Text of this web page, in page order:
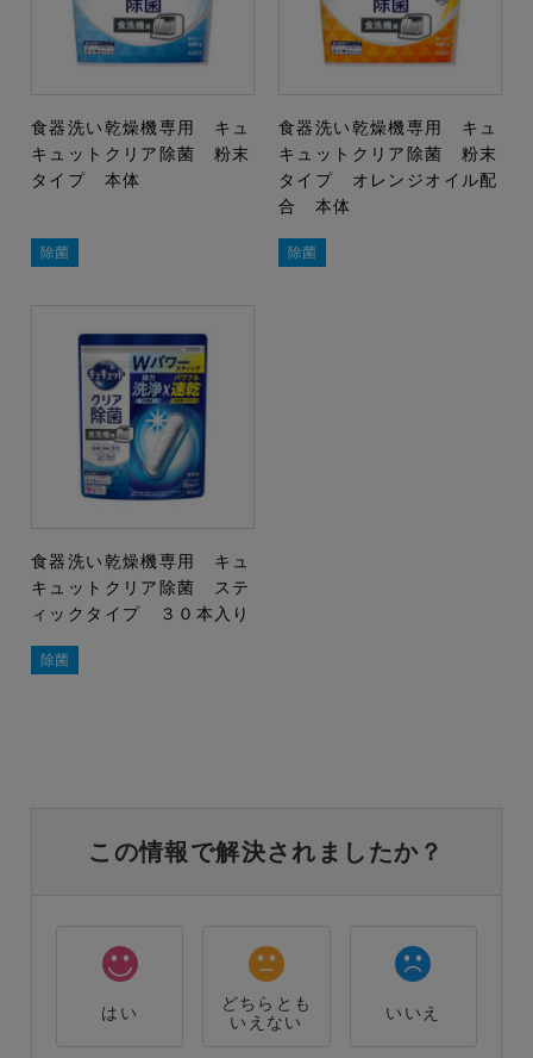
食器洗い乾燥機専用 キュ
キュットクリア除菌 粉末
タイプ 本体
除菌
食器洗い乾燥機専用 キュ
キュットクリア除菌 粉末
タイプ オレンジオイル配
合 本体
除菌
食器洗い乾燥機専用 キュ
キュットクリア除菌 ステ
ィックタイプ ３０本入り
除菌
この情報で解決されましたか？
はい
どちらとも
いえない
いいえ